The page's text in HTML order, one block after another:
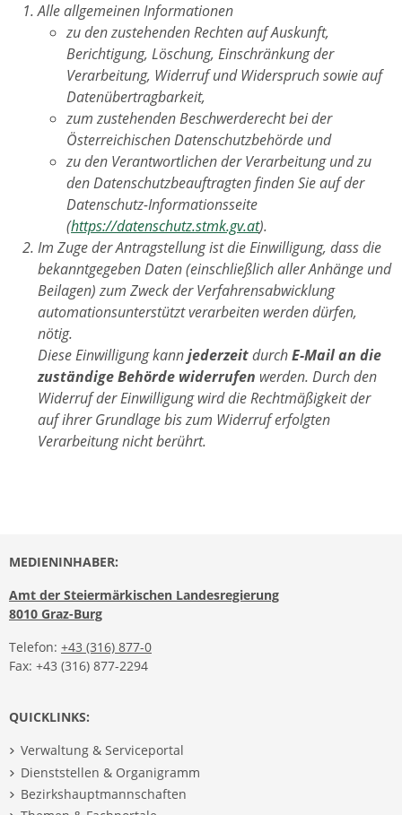
Alle allgemeinen Informationen
zu den zustehenden Rechten auf Auskunft,
Berichtigung, Löschung, Einschränkung der
Verarbeitung, Widerruf und Widerspruch sowie auf
Datenübertragbarkeit,
zum zustehenden Beschwerderecht bei der
Österreichischen Datenschutzbehörde und
zu den Verantwortlichen der Verarbeitung und zu
den Datenschutzbeauftragten finden Sie auf der
Datenschutz-Informationsseite
(https://datenschutz.stmk.gv.at).
Im Zuge der Antragstellung ist die Einwilligung, dass die
bekanntgegeben Daten (einschließlich aller Anhänge und
Beilagen) zum Zweck der Verfahrensabwicklung
automationsunterstützt verarbeiten werden dürfen,
nötig.
Diese Einwilligung kannjederzeitdurchE-Mail an die
zuständige Behörde widerrufen werden. Durch den
Widerruf der Einwilligung wird die Rechtmäßigkeit der
auf ihrer Grundlage bis zum Widerruf erfolgten
Verarbeitung nicht berührt.
MEDIENINHABER:
Amt der Steiermärkischen Landesregierung
8010 Graz-Burg
Telefon: +43 (316) 877-0
Fax: +43 (316) 877-2294
QUICKLINKS:
Verwaltung & Serviceportal
Dienststellen & Organigramm
Bezirkshauptmannschaften